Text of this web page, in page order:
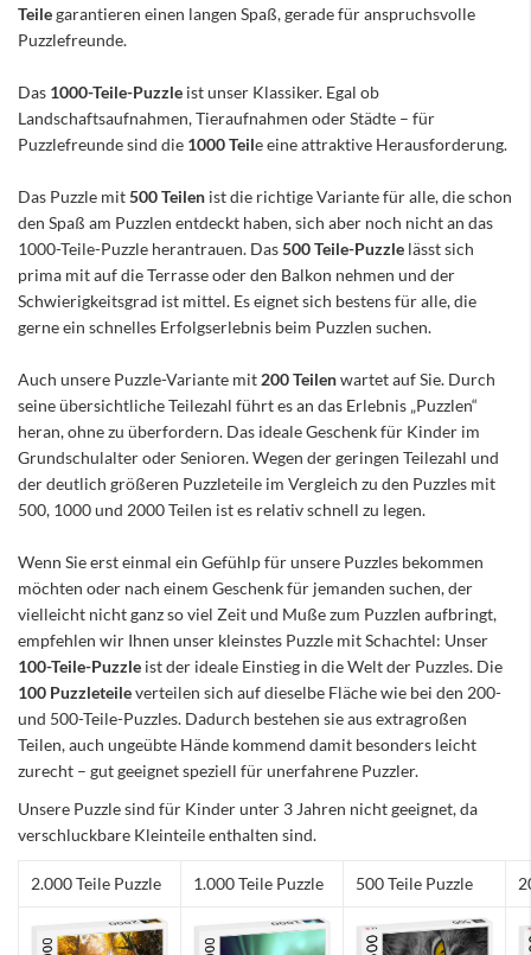
Teilegarantieren einen langen Spaß, gerade für anspruchsvolle
Puzzlefreunde.
Das 1000-Teile-Puzzle ist unser Klassiker. Egal ob
Landschaftsaufnahmen, Tieraufnahmen oder Städte – für
Puzzlefreunde sind die 1000 Teile eine attraktive Herausforderung.
Das Puzzle mit500 Teilen ist die richtige Variante für alle, die schon
den Spaß am Puzzlen entdeckt haben, sich aber noch nicht an das
1000-Teile-Puzzle herantrauen. Das500 Teile-Puzzle lässt sich
prima mit auf die Terrasse oder den Balkon nehmen und der
Schwierigkeitsgrad ist mittel. Es eignet sich bestens für alle, die
gerne ein schnelles Erfolgserlebnis beim Puzzlen suchen.
Auch unsere Puzzle-Variante mit 200 Teilenwartet auf Sie. Durch
seine übersichtliche Teilezahl führt es an das Erlebnis „Puzzlen“
heran, ohne zu überfordern. Das ideale Geschenk für Kinder im
Grundschulalter oder Senioren. Wegen der geringen Teilezahl und
der deutlich größeren Puzzleteile im Vergleich zu den Puzzles mit
500, 1000 und 2000 Teilen ist es relativ schnell zu legen.
Wenn Sie erst einmal ein Gefühlp für unsere Puzzles bekommen
möchten oder nach einem Geschenk für jemanden suchen, der
vielleicht nicht ganz so viel Zeit und Muße zum Puzzlen aufbringt,
empfehlen wir Ihnen unser kleinstes Puzzle mit Schachtel: Unser
100-Teile-Puzzle ist der ideale Einstieg in die Welt der Puzzles. Die
100 Puzzleteileverteilen sich auf dieselbe Fläche wie bei den 200-
und 500-Teile-Puzzles. Dadurch bestehen sie aus extragroßen
Teilen, auch ungeübte Hände kommend damit besonders leicht
zurecht – gut geeignet speziell für unerfahrene Puzzler.
Unsere Puzzle sind für Kinder unter 3 Jahren nicht geeignet, da
verschluckbare Kleinteile enthalten sind.
2.000 Teile Puzzle 1.000 Teile Puzzle 500 Teile Puzzle